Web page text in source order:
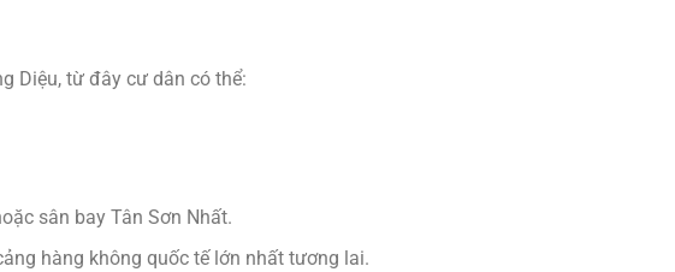
Diệu, từ đây cư dân có thể:
sân bay Tân Sơn Nhất.
hàng không quốc tế lớn nhất tương lai.